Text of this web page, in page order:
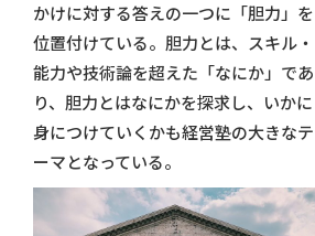
かけに対する答えの一つに「胆力」を
位置付けている。胆力とは、スキル・
能力や技術論を超えた「なにか」であ
り、胆力とはなにかを探求し、いかに
身につけていくかも経営塾の大きなテ
ーマとなっている。